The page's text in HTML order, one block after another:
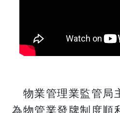
物業管理業監管局